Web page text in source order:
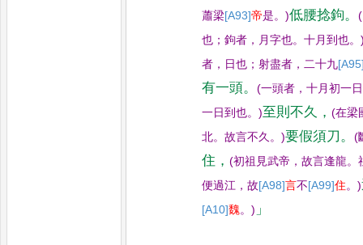
蕭梁[A93]帝是。)低腰捻鉤。(
也 ；鉤者 ， 月字也。十月到也。
者 ， 日也 ；射盡者 ，二十九
有一頭。(一頭者 ，十月初一日
一日到也。)至則不久 ，(在梁
北。故言不久。)要假須刀 。(
住 ，(初祖見武帝 ，故言逢龍。
便過江 ，故[A98]言不[A99]住。)
[A10]魏。) 」